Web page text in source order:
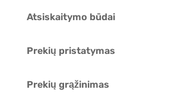
Atsiskaitymo būdai
Prekių pristatymas
Prekių grąžinimas